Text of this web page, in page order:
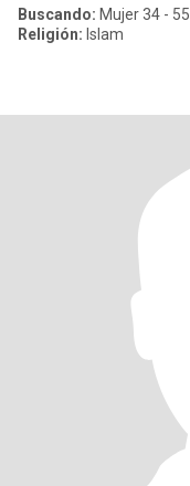
Buscando: Mujer 34 - 55
Religión: Islam